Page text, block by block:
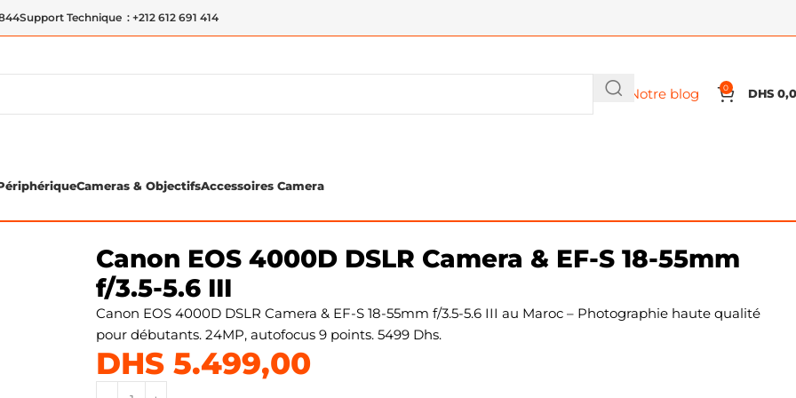
Support Technique : +212 612 691 414
Notre blog 0 DHS
Cameras & ObjectifsAccessoires Camera
Canon EOS 4000D DSLR Camera & EF-S 18-55mm
f/3.5-5.6 III
Canon EOS 4000D DSLR Camera & EF-S 18-55mm f/3.5-5.6 III au Maroc – Photographie haute qualité
pour débutants. 24MP, autofocus 9 points. 5499 Dhs.
DHS 5.499,00